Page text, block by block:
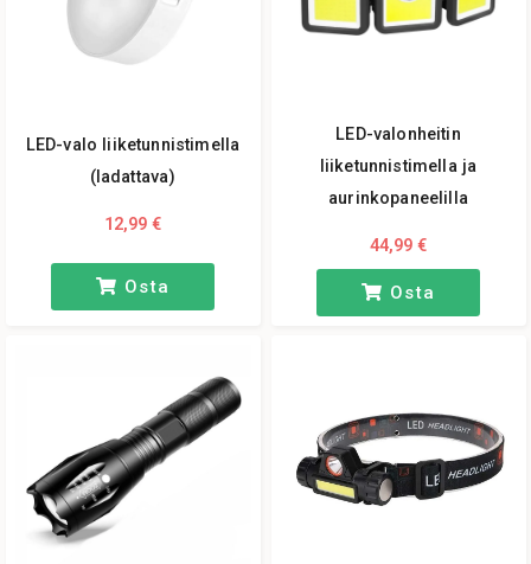
LED-valo liiketunnistimella
(ladattava)
12,99 €
Osta
LED-valonheitin
liiketunnistimella ja
aurinkopaneelilla
44,99 €
Osta